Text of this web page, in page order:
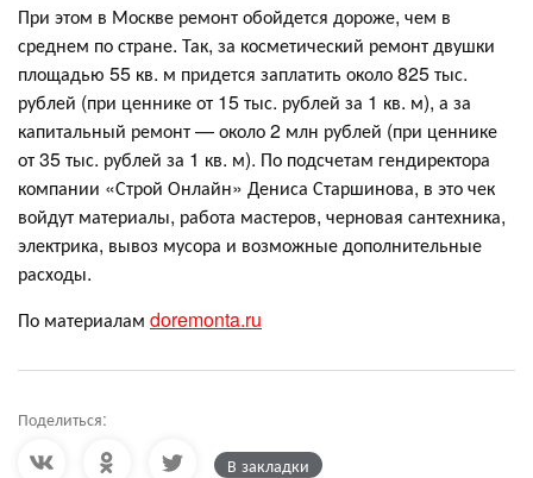
При этом в Москве ремонт обойдется дороже, чем в
среднем по стране. Так, за косметический ремонт двушки
площадью 55 кв. м придется заплатить около 825 тыс.
рублей (при ценнике от 15 тыс. рублей за 1 кв. м), а за
капитальный ремонт — около 2 млн рублей (при ценнике
от 35 тыс. рублей за 1 кв. м). По подсчетам гендиректора
компании «Строй Онлайн» Дениса Старшинова, в это чек
войдут материалы, работа мастеров, черновая сантехника,
электрика, вывоз мусора и возможные дополнительные
расходы.
По материалам doremonta.ru
Поделиться:
В закладки